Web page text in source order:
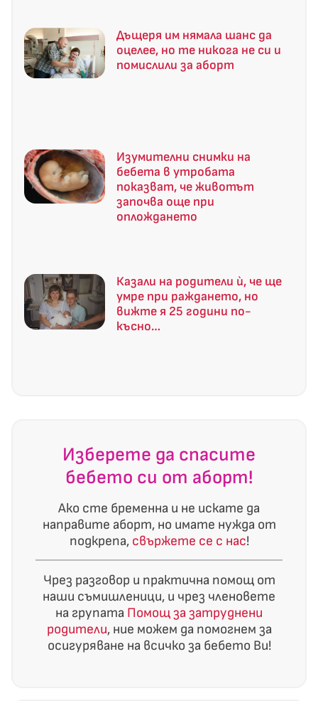
Дъщеря им нямала шанс да
оцелее, но те никога не си и
помислили за аборт
Изумителни снимки на
бебета в утробата
показват, че животът
започва още при
оплождането
Казали на родители ѝ, че ще
умре при раждането, но
вижте я 25 години по-
късно…
Изберете да спасите
бебето си от аборт!
Ако сте бременна и не искате да
направите аборт, но имате нужда от
подкрепа, свържете се с нас!
Чрез разговор и практична помощ от
наши съмишленици, и чрез членовете
на групата Помощ за затруднени
родители, ние можем да помогнем за
осигуряване на всичко за бебето Ви!